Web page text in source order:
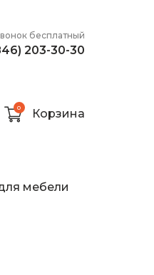
бесплатный
203-30-30
0 Корзина
мебели